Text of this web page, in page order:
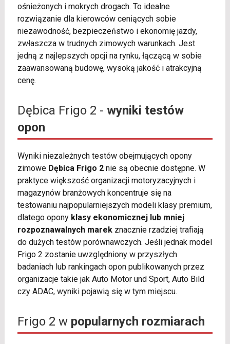
ośnieżonych i mokrych drogach. To idealne
rozwiązanie dla kierowców ceniących sobie
niezawodność, bezpieczeństwo i ekonomię jazdy,
zwłaszcza w trudnych zimowych warunkach. Jest
jedną z najlepszych opcji na rynku, łączącą w sobie
zaawansowaną budowę, wysoką jakość i atrakcyjną
cenę.
Dębica Frigo 2 - wyniki testów
opon
Wyniki niezależnych testów obejmujących opony
zimowe Dębica Frigo 2nie są obecnie dostępne. W
praktyce większość organizacji motoryzacyjnych i
magazynów branżowych koncentruje się na
testowaniu najpopularniejszych modeli klasy premium,
dlatego opony klasy ekonomicznej lub mniej
rozpoznawalnych marekznacznie rzadziej trafiają
do dużych testów porównawczych. Jeśli jednak model
Frigo 2 zostanie uwzględniony w przyszłych
badaniach lub rankingach opon publikowanych przez
organizacje takie jak Auto Motor und Sport, Auto Bild
czy ADAC, wyniki pojawią się w tym miejscu.
Frigo 2 w popularnych rozmiarach